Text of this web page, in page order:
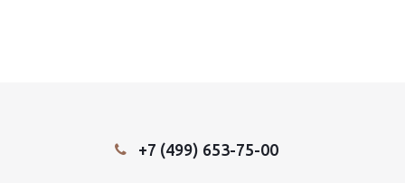
+7 (499) 653-75-00